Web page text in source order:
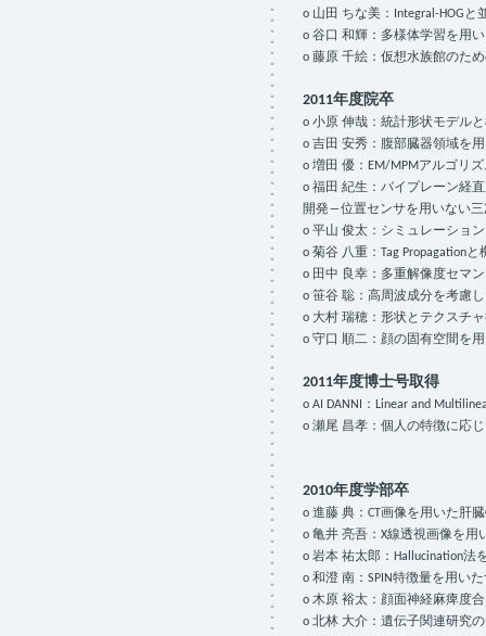
o 山田 ちな美：Integral-HOG
o 谷口 和輝：多様体学習を用
o 藤原 千絵：仮想水族館のた
2011年度院卒
o 小原 伸哉：統計形状モデル
o 吉田 安秀：腹部臓器領域を
o 増田 優：EM/MPMアルゴリ
o 福田 紀生：バイプレーン経
開発―位置センサを用いない
o 平山 俊太：シミュレーショ
o 菊谷 八重：Tag Propagation
o 田中 良幸：多重解像度セマ
o 笹谷 聡：高周波成分を考慮
o 大村 瑞穂：形状とテクスチ
o 守口 順二：顔の固有空間を
2011年度博士号取得
o AI DANNI：Linear and
o 瀬尾 昌孝：個人の特徴に応
2010年度学部卒
o 進藤 典：CT画像を用いた肝臓
o 亀井 亮吾：X線透視画像を
o 岩本 祐太郎：Hallucination法
o 和澄 南：SPIN特徴量を用い
o 木原 裕太：顔面神経麻痺度
o 北林 大介：遺伝子関連研究